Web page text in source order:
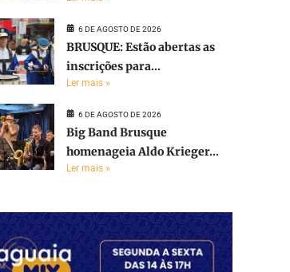
6 DE AGOSTO DE 2026
BRUSQUE: Estão abertas as
inscrições para...
Ler mais »
6 DE AGOSTO DE 2026
Big Band Brusque
homenageia Aldo Krieger...
Ler mais »